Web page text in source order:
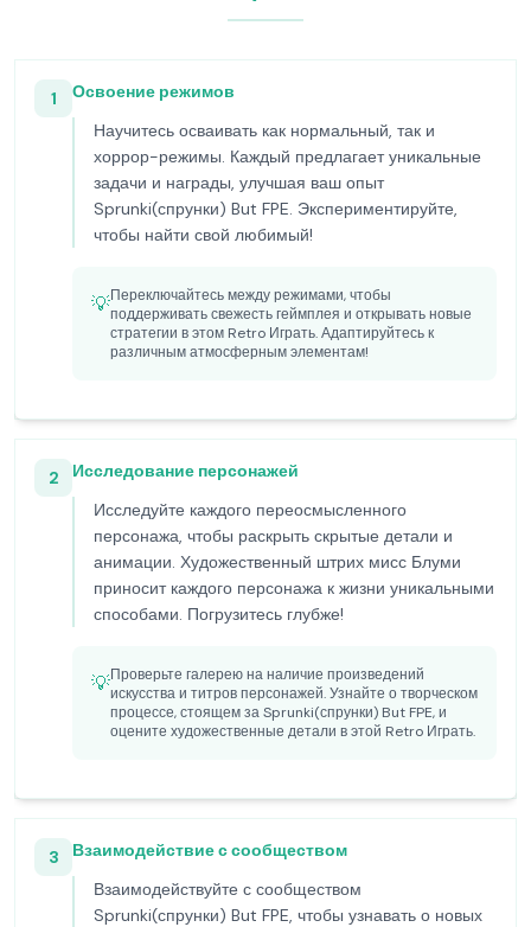
1
Освоение режимов
Научитесь осваивать как нормальный, так и
хоррор-режимы. Каждый предлагает уникальные
задачи и награды, улучшая ваш опыт
Sprunki(спрунки) But FPE. Экспериментируйте,
чтобы найти свой любимый!
💡Переключайтесь между режимами, чтобы
поддерживать свежесть геймплея и открывать новые
стратегии в этом Retro Играть. Адаптируйтесь к
различным атмосферным элементам!
2
Исследование персонажей
Исследуйте каждого переосмысленного
персонажа, чтобы раскрыть скрытые детали и
анимации. Художественный штрих мисс Блуми
приносит каждого персонажа к жизни уникальными
способами. Погрузитесь глубже!
💡Проверьте галерею на наличие произведений
искусства и титров персонажей. Узнайте о творческом
процессе, стоящем за Sprunki(спрунки) But FPE, и
оцените художественные детали в этой Retro Играть.
3
Взаимодействие с сообществом
Взаимодействуйте с сообществом
Sprunki(спрунки) But FPE, чтобы узнавать о новых